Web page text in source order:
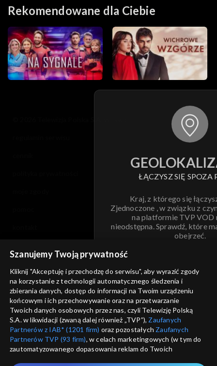
Rekomendowane dla Ciebie
ŁĄCZYSZ SIĘ SPOZA
Kraj, z którego się
Zjednoczone , w związku z
na platformie TVP VOD
nieodstępna. Sprawdź, które
obejrzeć.
ANULUJ
informacje o dostawcy usług
Szanujemy Twoją prywatność
Kliknij "Akceptuję i przechodzę do serwisu", aby wyrazić zgody
na korzystanie z technologii automatycznego śledzenia i
zbierania danych, dostęp do informacji na Twoim urządzeniu
końcowym i ich przechowywanie oraz na przetwarzanie
Twoich danych osobowych przez nas, czyli Telewizję Polską
S.A. w likwidacji (zwaną dalej również „TVP”), Zaufanych
Partnerów z IAB* (1201 firm) oraz pozostałych Zaufanych
Partnerów TVP (93 firm), w celach marketingowych (w tym do
zautomatyzowanego dopasowania reklam do Twoich